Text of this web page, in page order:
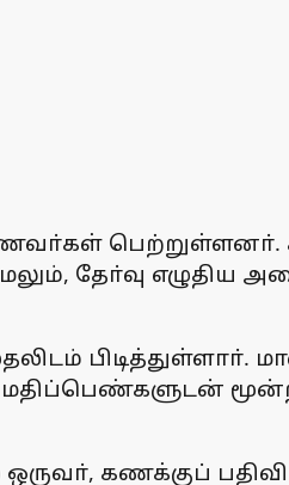
பெற்றுள்ளனா்.
தோ்வு எழுதிய
பிடித்துள்ளாா்.
கணக்குப்